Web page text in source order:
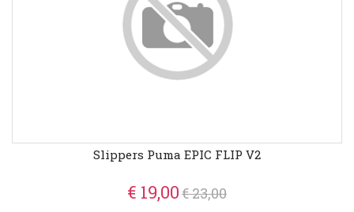
Slippers Puma EPIC FLIP V2
€ 19,00€ 23,00